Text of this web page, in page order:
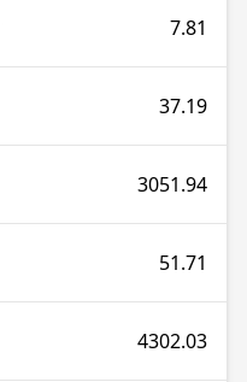
7.81
37.19
3051.94
51.71
4302.03